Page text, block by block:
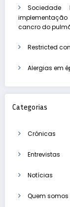
cancro do
Restricted
Alergias em
Categorias
Crónicas
Entrevistas
Notícias
Quem somos